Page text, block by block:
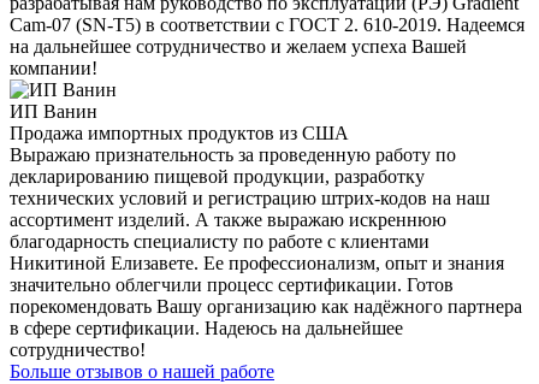
Cam-07 (SN-T5) в соответствии с ГОСТ 2. 610-2019. Надеемся
на дальнейшее сотрудничество и желаем успеха Вашей
компании!
ИП Ванин
Продажа импортных продуктов из США
Выражаю признательность за проведенную работу по
декларированию пищевой продукции, разработку
технических условий и регистрацию штрих-кодов на наш
ассортимент изделий. А также выражаю искреннюю
благодарность специалисту по работе с клиентами
Никитиной Елизавете. Ее профессионализм, опыт и знания
значительно облегчили процесс сертификации. Готов
порекомендовать Вашу организацию как надёжного партнера
в сфере сертификации. Надеюсь на дальнейшее
сотрудничество!
Больше отзывов о нашей работе